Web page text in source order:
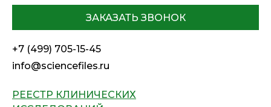
ЗАКАЗАТЬ ЗВОНОК
+7 (499) 705-15-45
info@sciencefiles.ru
РЕЕСТР КЛИНИЧЕСКИХ